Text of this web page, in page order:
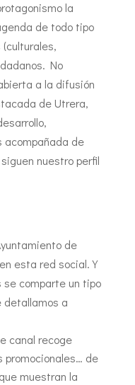
la
de todo tipo
No
a la difusión
de Utrera,
acompañada de
nuestro perfil
de
esta red social. Y
se comparte un tipo
a
canal recoge
de
muestran la